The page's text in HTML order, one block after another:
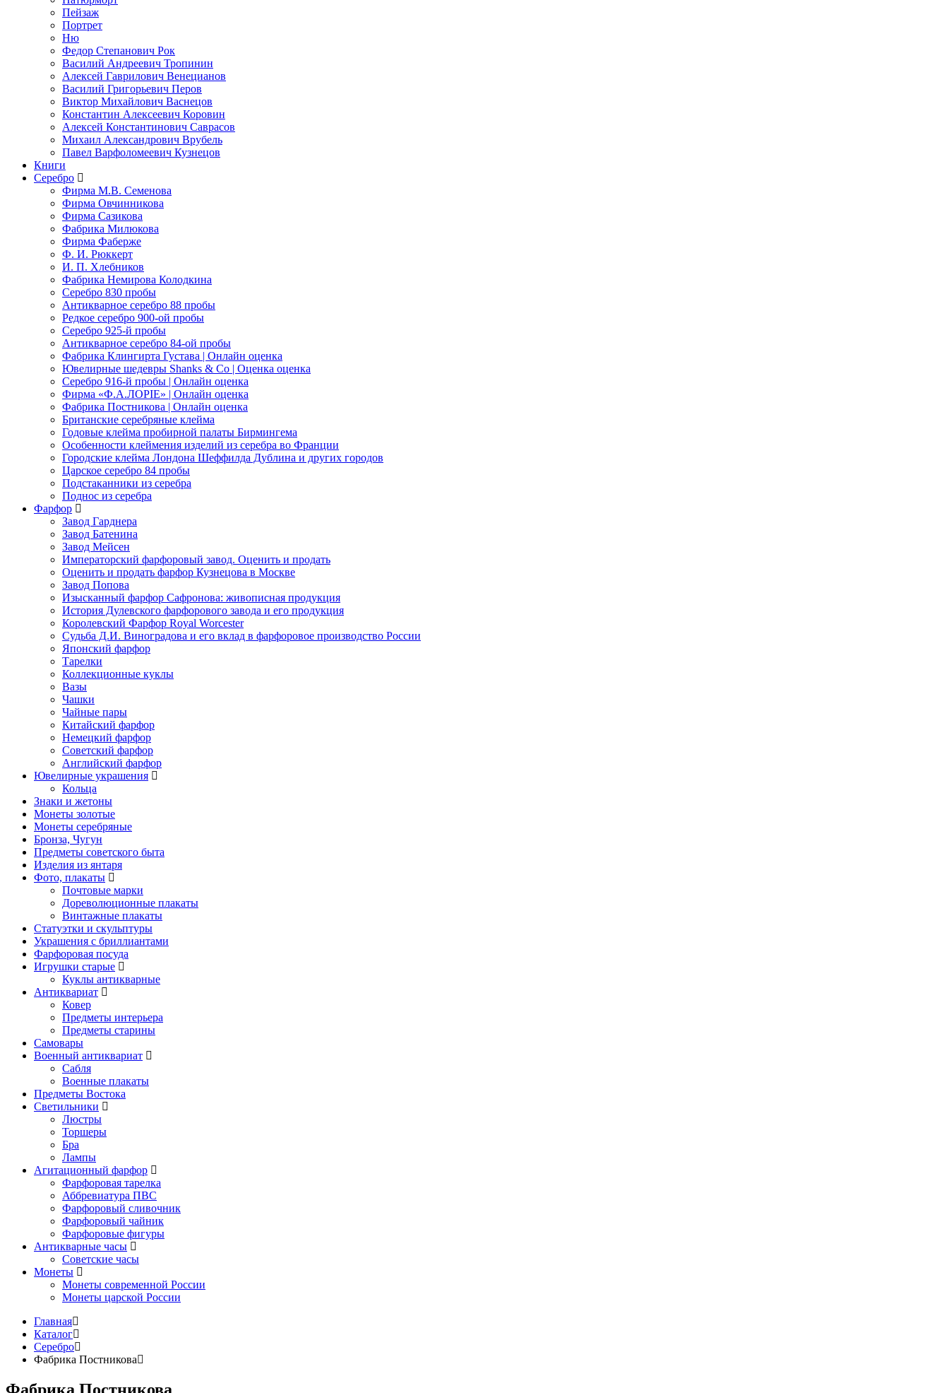
Пейзаж
Портрет
Ню
Федор Степанович Рок
Василий Андреевич Тропинин
Алексей Гаврилович Венецианов
Василий Григорьевич Перов
Виктор Михайлович Васнецов
Константин Алексеевич Коровин
Алексей Константинович Саврасов
Михаил Александрович Врубель
Павел Варфоломеевич Кузнецов
Книги
Серебро
Фирма М.В. Семенова
Фирма Овчинникова
Фирма Сазикова
Фабрика Милюкова
Фирма Фаберже
Ф. И. Рюккерт
И. П. Хлебников
Фабрика Немирова Колодкина
Серебро 830 пробы
Антикварное серебро 88 пробы
Редкое серебро 900-ой пробы
Серебро 925-й пробы
Антикварное серебро 84-ой пробы
Фабрика Клингирта Густава | Онлайн оценка
Ювелирные шедевры Shanks & Co | Оценка оценка
Серебро 916-й пробы | Онлайн оценка
Фирма «Ф.А.ЛОРIЕ» | Онлайн оценка
Фабрика Постникова | Онлайн оценка
Британские серебряные клейма
Годовые клейма пробирной палаты Бирмингема
Особенности клеймения изделий из серебра во Франции
Городские клейма Лондона Шеффилда Дублина и других городов
Царское серебро 84 пробы
Подстаканники из серебра
Поднос из серебра
Фарфор
Завод Гарднера
Завод Батенина
Завод Мейсен
Императорский фарфоровый завод. Оценить и продать
Оценить и продать фарфор Кузнецова в Москве
Завод Попова
Изысканный фарфор Сафронова: живописная продукция
История Дулевского фарфорового завода и его продукция
Королевский Фарфор Royal Worcester
Судьба Д.И. Виноградова и его вклад в фарфоровое производство России
Японский фарфор
Тарелки
Коллекционные куклы
Вазы
Чашки
Чайные пары
Китайский фарфор
Немецкий фарфор
Советский фарфор
Английский фарфор
Ювелирные украшения
Кольца
Знаки и жетоны
Монеты золотые
Монеты серебряные
Бронза, Чугун
Предметы советского быта
Изделия из янтаря
Фото, плакаты
Почтовые марки
Дореволюционные плакаты
Винтажные плакаты
Статуэтки и скульптуры
Украшения с бриллиантами
Фарфоровая посуда
Игрушки старые
Куклы антикварные
Антиквариат
Ковер
Предметы интерьера
Предметы старины
Самовары
Военный антиквариат
Сабля
Военные плакаты
Предметы Востока
Светильники
Люстры
Торшеры
Бра
Лампы
Агитационный фарфор
Фарфоровая тарелка
Аббревиатура ПВС
Фарфоровый сливочник
Фарфоровый чайник
Фарфоровые фигуры
Антикварные часы
Советские часы
Монеты
Монеты современной России
Монеты царской России
Главная
Каталог
Серебро
Фабрика Постникова